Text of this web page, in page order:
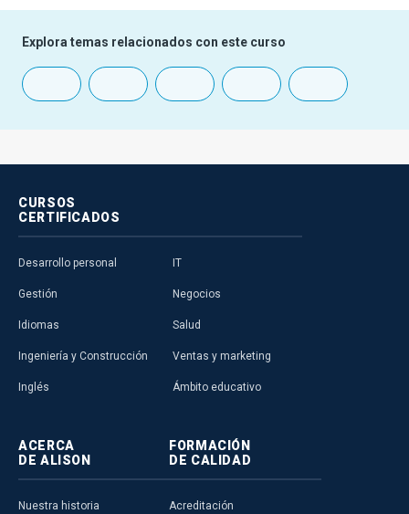
Explora temas relacionados con este curso
CURSOS
CERTIFICADOS
Desarrollo personal
Gestión
Idiomas
Ingeniería y Construcción
Inglés
IT
Negocios
Salud
Ventas y marketing
Ámbito educativo
ACERCA
DE ALISON
Nuestra historia
FORMACIÓN
DE CALIDAD
Acreditación